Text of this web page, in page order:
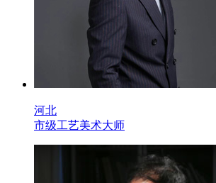
河北
市级工艺美术大师